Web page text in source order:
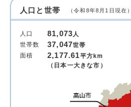
人口と世帯 （令和8年8月1日現在）
人口 81,073人
世帯数
37,047世帯
面積
2,177.61平方km
（日本一大きな市）